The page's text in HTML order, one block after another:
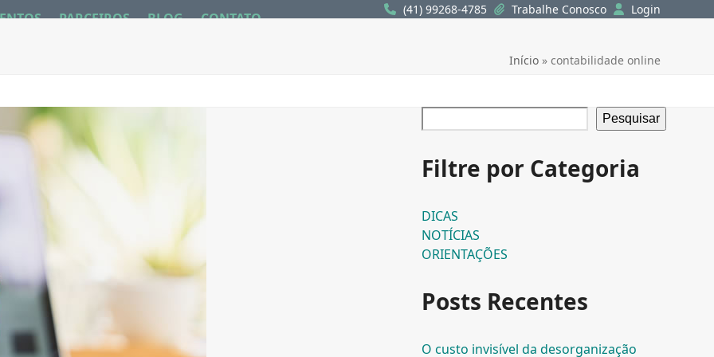
(41) 99268-4785 Trabalhe Conosco Login
PARCEIROS BLOG CONTATO
Início» contabilidade online
Pesquisar
Filtre por Categoria
DICAS
NOTÍCIAS
ORIENTAÇÕES
Posts Recentes
O custo invisível da desorganização